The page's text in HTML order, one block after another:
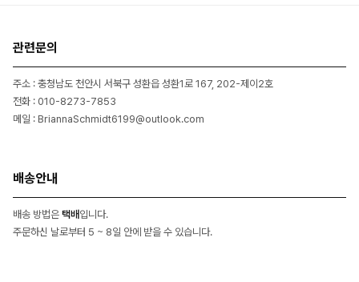
관련문의
주소 : 충청남도 천안시 서북구 성환읍 성환1로 167, 202-제이2호
전화 : 010-8273-7853
메일 : BriannaSchmidt6199@outlook.com
배송안내
배송 방법은 택배입니다.
주문하신 날로부터 5 ~ 8일 안에 받을 수 있습니다.